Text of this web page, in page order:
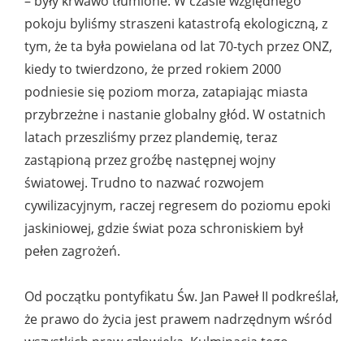
pokoju byliśmy straszeni katastrofą ekologiczną, z
tym, że ta była powielana od lat 70-tych przez ONZ,
kiedy to twierdzono, że przed rokiem 2000
podniesie się poziom morza, zatapiając miasta
przybrzeżne i nastanie globalny głód. W ostatnich
latach przeszliśmy przez plandemię, teraz
zastąpioną przez groźbę następnej wojny
światowej. Trudno to nazwać rozwojem
cywilizacyjnym, raczej regresem do poziomu epoki
jaskiniowej, gdzie świat poza schroniskiem był
pełen zagrożeń.
Od początku pontyfikatu Św. Jan Paweł II podkreślał,
że prawo do życia jest prawem nadrzędnym wśród